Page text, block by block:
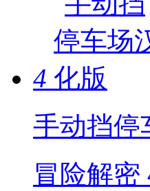
4
手动挡停
冒险解密